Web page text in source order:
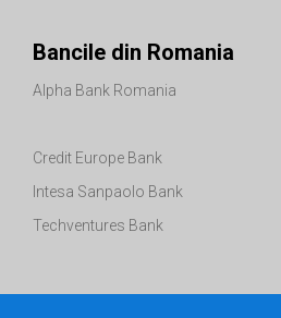
Bancile din Romania
Alpha Bank Romania
Credit Europe Bank
Intesa Sanpaolo Bank
Techventures Bank